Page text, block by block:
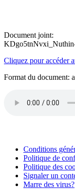
Document joint:
Cliquez pour accéder
Format du document:
Conditions
Politique de
Politique des
Signaler un
Marre des virus?